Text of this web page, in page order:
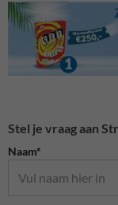
Stel je vraag aan
Naam*